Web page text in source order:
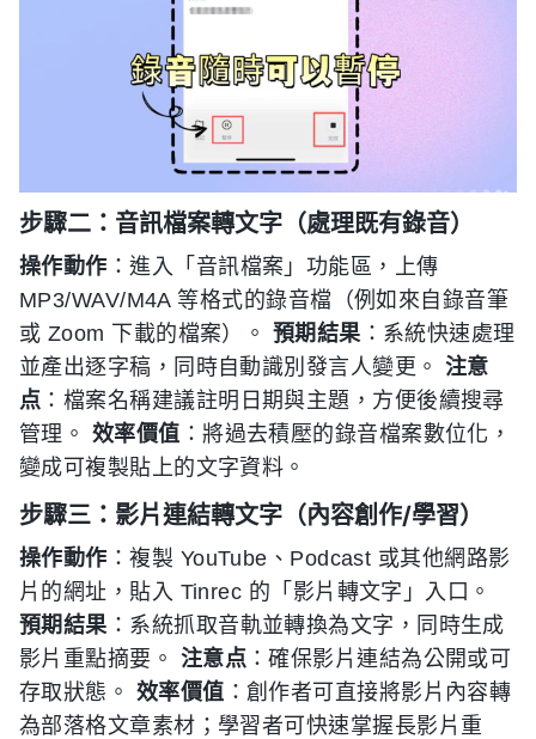
步驟二：音訊檔案轉文字（處理既有錄音）
操作動作 ：進入「音訊檔案」功能區，上傳
MP3/WAV/M4A 等格式的錄音檔（例如來自錄音筆
或 Zoom 下載的檔案）。 預期結果：系統快速處理
並產出逐字稿，同時自動識別發言人變更。注意
点 ：檔案名稱建議註明日期與主題，方便後續搜尋
管理。 效率價值 ：將過去積壓的錄音檔案數位化，
變成可複製貼上的文字資料。
步驟三：影片連結轉文字（內容創作/學習）
操作動作 ：複製 YouTube、Podcast 或其他網路影
片的網址，貼入 Tinrec 的「影片轉文字」入口。
預期結果：系統抓取音軌並轉換為文字，同時生成
影片重點摘要。 注意点：確保影片連結為公開或可
存取狀態。 效率價值 ：創作者可直接將影片內容轉
為部落格文章素材；學習者可快速掌握長影片重